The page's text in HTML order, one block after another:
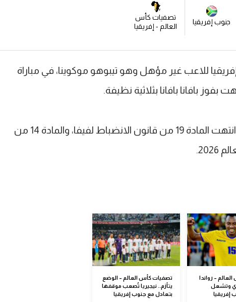
جنوب إفريقيا
تصفيات كأس
العالم - إفريقيا
للاعب غير مؤهل وهو تيبوهو موكوينا، في مباراة
بافانا بافانا بثلاثية نظيفة.
وأوضح فيفا أن اتحاد جنوب إفريقيا انتهت المادة 19 من قانون الانضباط لفيفا، والمادة 14 من
– رواندا
وتشعل
إفريقيا
تصفيات كأس العالم – الوضع
يتأزم.. نيجيريا تُصعب موقفها
بتعادل مع جنوب إفريقيا